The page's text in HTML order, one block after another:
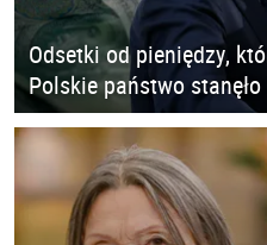
Odsetki od pieniędzy,
Polskie państwo